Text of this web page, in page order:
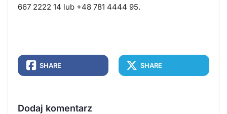
667 2222 14 lub +48 781 4444 95.
SHARE SHARE
Dodaj komentarz